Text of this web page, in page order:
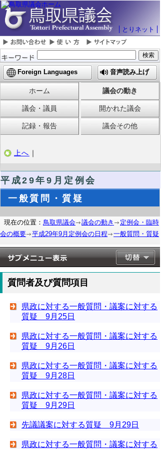
とりネット
Foreign Languages 音声読み上げ
ホーム 議会の動き
議会・議員 開かれた議会
記録・報告 議会その他
上へ ｜
平成29年9月定例会
一般質問・質疑
現在の位置： 鳥取県議会 議会の動き
定例会・臨時
会の概要
平成29年9月定例会の日程 一般質問・質疑
質問者及び質問項目
県政に対する一般質問・議案に対する
質疑 9月25日
県政に対する一般質問・議案に対する
質疑 9月26日
県政に対する一般質問・議案に対する
質疑 9月28日
県政に対する一般質問・議案に対する
質疑 9月29日
先議議案に対する質疑 9月29日
県政に対する一般質問・議案に対する